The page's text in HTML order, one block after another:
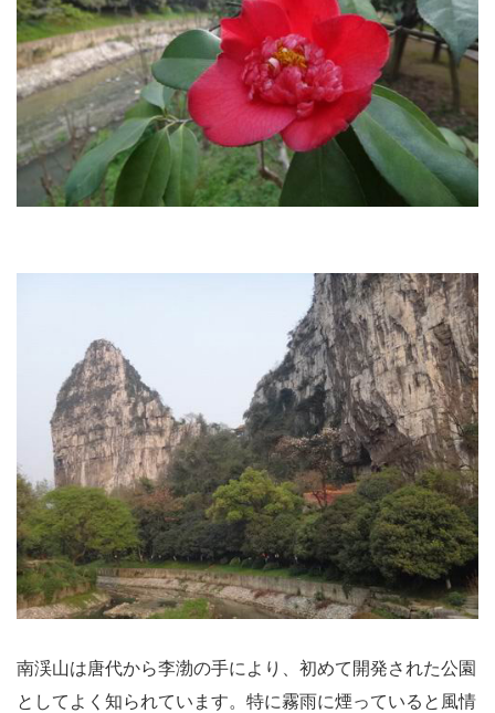
南渓山は唐代から李渤の手により、初めて開発された公園
としてよく知られています。特に霧雨に煙っていると風情